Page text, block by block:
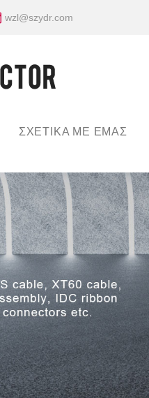
wzl@szydr.com
ΣΧΕΤΙΚΆ ΜΕ ΕΜΆΣ